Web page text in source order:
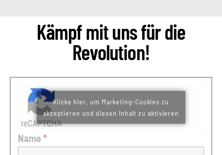
Kämpf mit uns für die
Revolution!
Klicke hier, um Marketing-Cookies zu
akzeptieren und diesen Inhalt zu aktivieren
Name *